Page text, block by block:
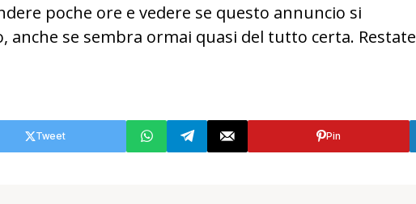
poche ore e vedere se questo annuncio si
anche se sembra ormai quasi del tutto certa. Restate
Tweet Pin